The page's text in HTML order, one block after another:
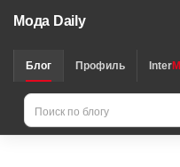
Мода Daily
Блог Профиль InterM